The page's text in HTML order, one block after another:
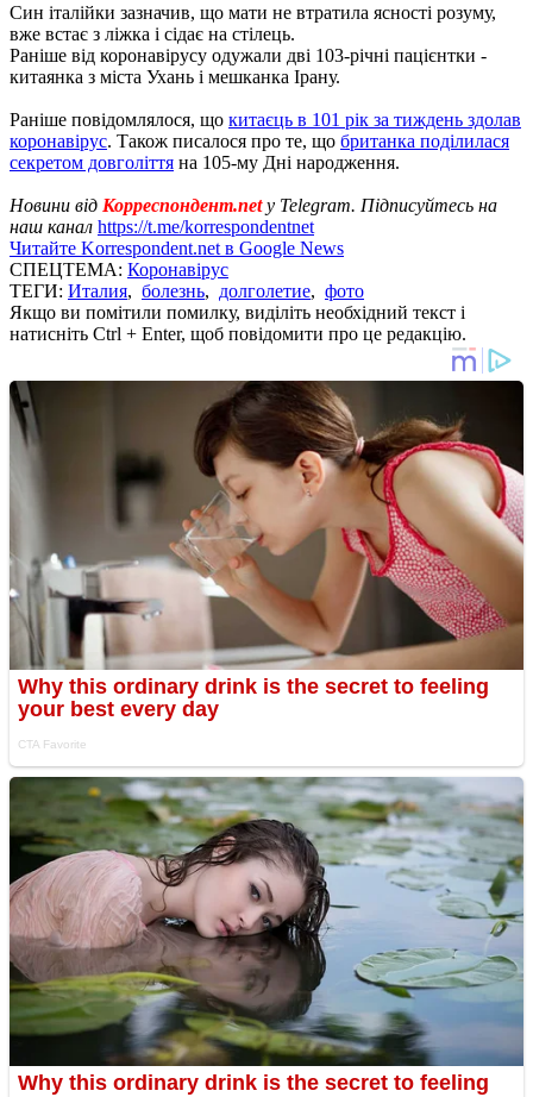
Син італійки зазначив, що мати не втратила ясності розуму,
вже встає з ліжка і сідає на стілець.
Раніше від коронавірусу одужали дві 103-річні пацієнтки -
китаянка з міста Ухань і мешканка Ірану.
Раніше повідомлялося, що китаєць в 101 рік за тиждень здолав
коронавірус. Також писалося про те, що британка поділилася
секретом довголіття на 105-му Дні народження.
Новини від Корреспондент.net у Telegram. Підписуйтесь на
наш канал https://t.me/korrespondentnet
Читайте Korrespondent.net в Google News
СПЕЦТЕМА: Коронавірус
ТЕГИ: Италия, болезнь, долголетие, фото
Якщо ви помітили помилку, виділіть необхідний текст і
натисніть Ctrl + Enter, щоб повідомити про це редакцію.